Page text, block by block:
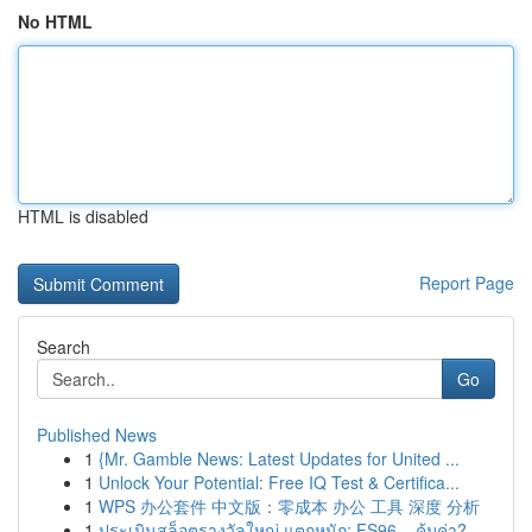
No HTML
HTML is disabled
Report Page
Search
Go
Published News
1 {Mr. Gamble News: Latest Updates for United ...
1 Unlock Your Potential: Free IQ Test & Certifica...
1 WPS 办公套件 中文版：零成本 办公 工具 深度 分析